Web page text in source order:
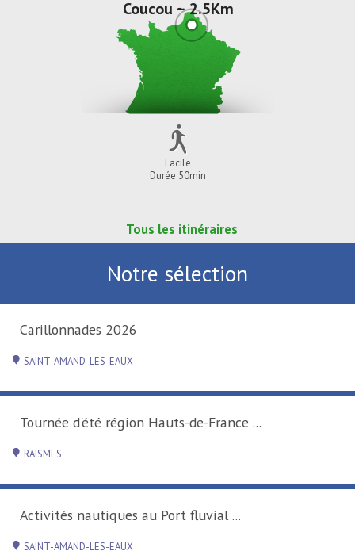
Coucou ~ 2.5Km
Facile
Durée 50min
Tous les itinéraires
Notre sélection
Carillonnades 2026
SAINT-AMAND-LES-EAUX
Tournée d'été région Hauts-de-France ...
RAISMES
Activités nautiques au Port fluvial ...
SAINT-AMAND-LES-EAUX